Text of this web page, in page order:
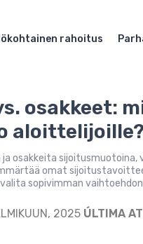
rahoitus
osakkeet:
aloittelijoille?
osakkeita sijoitusmuotoina,
omat
sopivimman
2025 ÚLTIMA